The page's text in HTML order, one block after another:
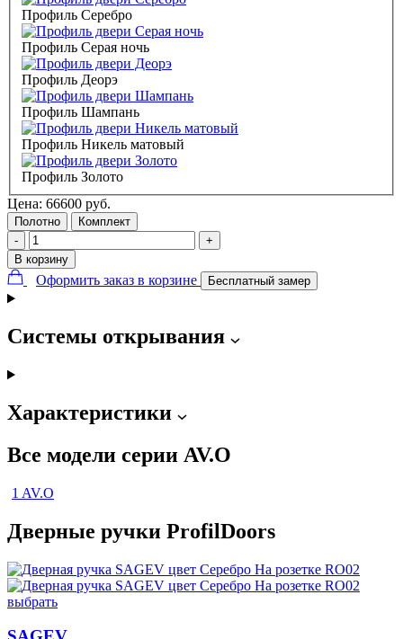
Профиль Серебро
Профиль Серая ночь
Профиль Деорэ
Профиль Шампань
Профиль Никель матовый
Профиль Золото
Цена: 66600 руб.
Полотно
Комплект
-
+
В корзину
Оформить заказ в корзине Бесплатный замер
Системы открывания
Характеристики
Все модели серии AV.O
1 AV.O
Дверные ручки ProfilDoors
выбрать